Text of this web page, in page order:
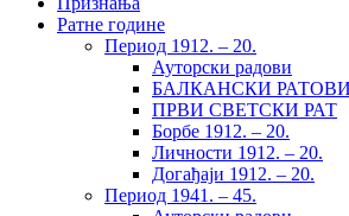
Ратне године
Период 1912. – 20.
Ауторски радови
БАЛКАНСКИ РАТОВИ
ПРВИ СВЕТСКИ РАТ
Борбе 1912. – 20.
Личности 1912. – 20.
Догађаји 1912. – 20.
Период 1941. – 45.